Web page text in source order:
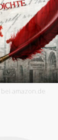
amazon.de